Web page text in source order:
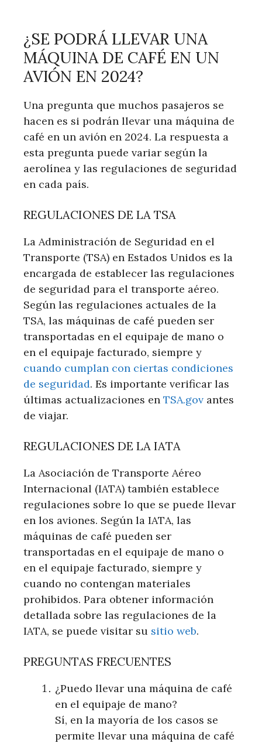
¿SE PODRÁ LLEVAR UNA
MÁQUINA DE CAFÉ EN UN
AVIÓN EN 2024?
Una pregunta que muchos pasajeros se
hacen es si podrán llevar una máquina de
café en un avión en 2024. La respuesta a
esta pregunta puede variar según la
aerolínea y las regulaciones de seguridad
en cada país.
REGULACIONES DE LA TSA
La Administración de Seguridad en el
Transporte (TSA) en Estados Unidos es la
encargada de establecer las regulaciones
de seguridad para el transporte aéreo.
Según las regulaciones actuales de la
TSA, las máquinas de café pueden ser
transportadas en el equipaje de mano o
en el equipaje facturado, siempre y
cuando cumplan con ciertas condiciones
de seguridad. Es importante verificar las
últimas actualizaciones en TSA.gov antes
de viajar.
REGULACIONES DE LA IATA
La Asociación de Transporte Aéreo
Internacional (IATA) también establece
regulaciones sobre lo que se puede llevar
en los aviones. Según la IATA, las
máquinas de café pueden ser
transportadas en el equipaje de mano o
en el equipaje facturado, siempre y
cuando no contengan materiales
prohibidos. Para obtener información
detallada sobre las regulaciones de la
IATA, se puede visitar su sitio web.
PREGUNTAS FRECUENTES
¿Puedo llevar una máquina de café
en el equipaje de mano?
Sí, en la mayoría de los casos se
permite llevar una máquina de café